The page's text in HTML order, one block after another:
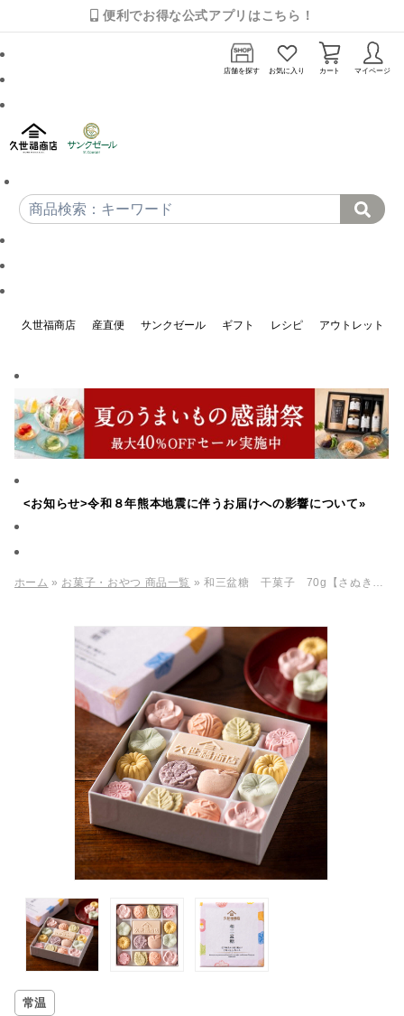
便利でお得な公式アプリはこちら！
店舗を探す お気に入り カート マイページ
久世福商店 産直便 サンクゼール ギフト レシピ アウトレット
<お知らせ>令和８年熊本地震に伴うお届けへの影響について»
ホーム » お菓子・おやつ 商品一覧 » 和三盆糖 干菓子 70g【さぬき和三盆糖】【化粧箱包装不可】
常温